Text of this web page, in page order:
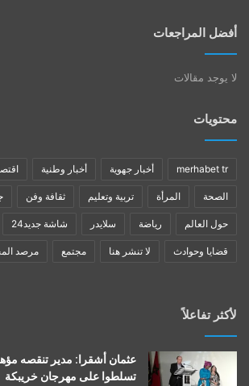
أفضل المراجعات
لا يوجد مقالات
محتويات
merhabet tr أخبار جهوية أخبار وطنية
الصحة المرأة تربية وتعليم ثقافة وفن
حول العالم رياضة سلايدر شاشة جديد24
قضايا وحوادث لا تنشر هنا مجتمع مرصد
لأكثر تفاعلاً
عثمان أشقرا: مدير تنقصه
تسلطوا على مهرجان خريبكة